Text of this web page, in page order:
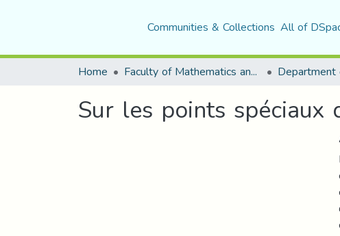
Communities & Collections All of
Home Faculty of Mathematics and Computer Science
Sur les points